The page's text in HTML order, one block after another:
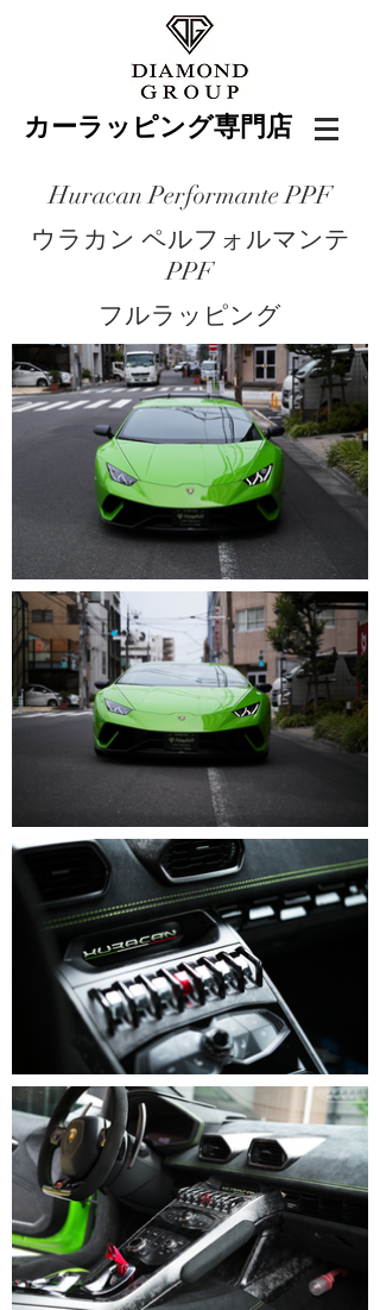
カーラッピング専門店
Huracan Performante PPF
ウラカン ペルフォルマンテ
PPF
フルラッピング